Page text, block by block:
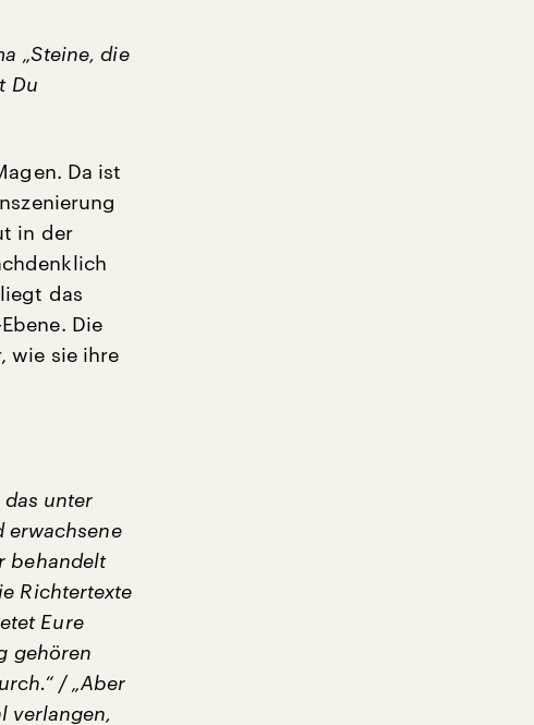
„Steine, die
Du
Da ist
in der
das
Die
wie sie ihre
unter
erwachsene
behandelt
Richtertexte
Eure
gehören
/ „Aber
verlangen,